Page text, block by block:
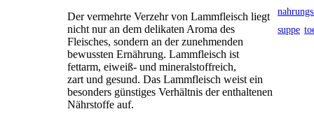
Der vermehrte Verzehr von Lammfleisch liegt
nicht nur an dem delikaten Aroma des
Fleisches, sondern an der zunehmenden
bewussten Ernährung. Lammfleisch ist
fettarm, eiweiß- und mineralstoffreich,
zart und gesund. Das Lammfleisch weist ein
besonders günstiges Verhältnis der enthaltenen
Nährstoffe auf.
suppe